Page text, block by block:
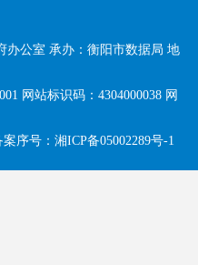
办公室 承办：衡阳市数据局 地
网站标识码：4304000038 网
案序号： 湘ICP备05002289号-1